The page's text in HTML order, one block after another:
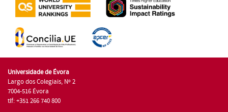
Universidade de Évora
Largo dos Colegiais, Nº 2
7004-516 Évora
tlf: +351 266 740 800